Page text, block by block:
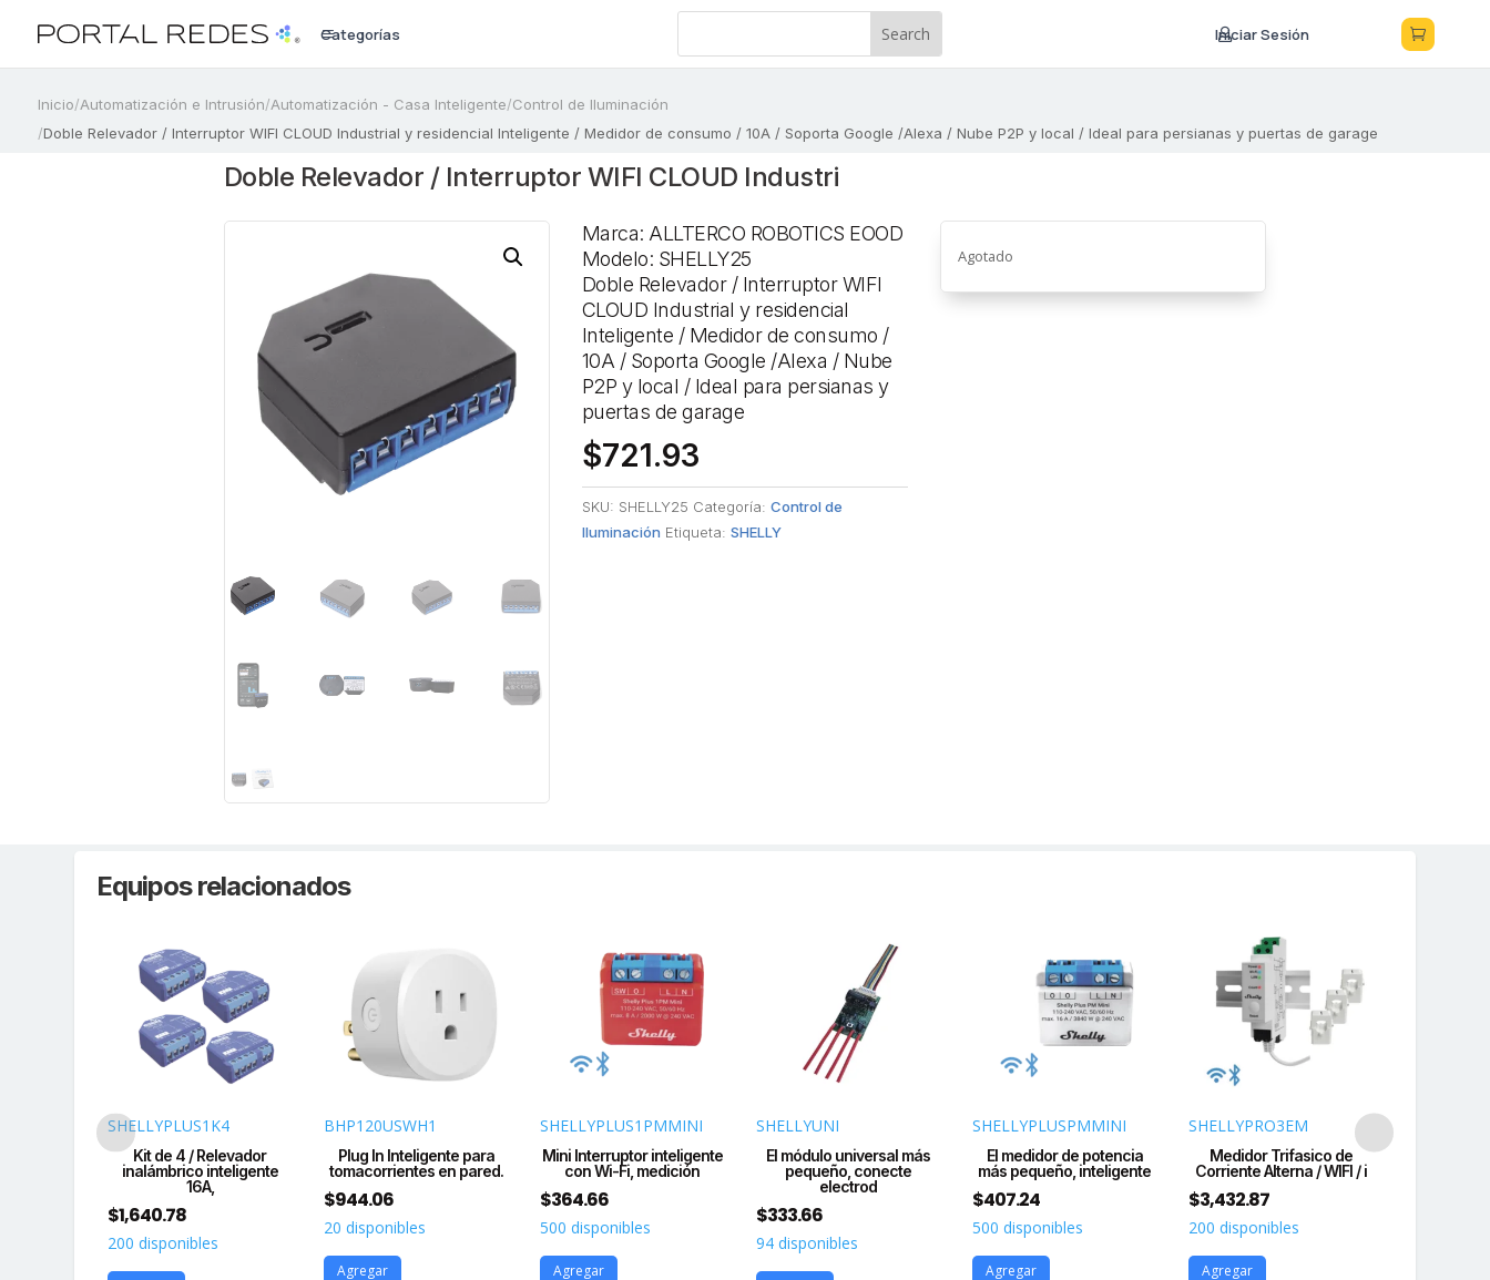
a
Categorías 
Iniciar Sesión 

Inicio/Automatización e Intrusión/Automatización - Casa Inteligente/Control de Iluminación
/Doble Relevador / Interruptor WIFI CLOUD Industrial y residencial Inteligente / Medidor de consumo / 10A / Soporta Google /Alexa / Nube P2P y local / Ideal para persianas y puertas de garage
Doble Relevador / Interruptor WIFI CLOUD Industri
Marca: ALLTERCO ROBOTICS EOOD
Modelo: SHELLY25
Doble Relevador / Interruptor WIFI
CLOUD Industrial y residencial
Inteligente / Medidor de consumo /
10A / Soporta Google /Alexa / Nube
P2P y local / Ideal para persianas y
puertas de garage
$721.93
SKU: SHELLY25 Categoría: Control de
Iluminación Etiqueta: SHELLY
Agotado
Equipos relacionados
SHELLYPLUS1K4
Kit de 4 / Relevador
inalámbrico inteligente
16A,
$1,640.78
200 disponibles
BHP120USWH1
Plug In Inteligente para
tomacorrientes en pared.
$944.06
20 disponibles
Agregar
SHELLYPLUS1PMMINI
Mini Interruptor inteligente
con Wi-Fi, medición
$364.66
500 disponibles
Agregar
SHELLYUNI
El módulo universal más
pequeño, conecte
electrod
$333.66
94 disponibles
SHELLYPLUSPMMINI
El medidor de potencia
más pequeño, inteligente
$407.24
500 disponibles
Agregar
SHELLYPRO3EM
Medidor Trifasico de
Corriente Alterna / WIFI / i
$3,432.87
200 disponibles
Agregar